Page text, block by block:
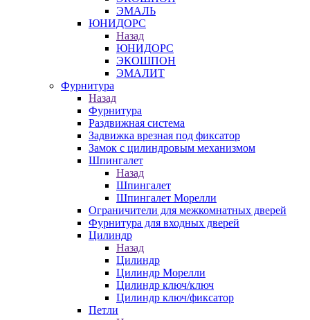
ЭМАЛЬ
ЮНИДОРС
Назад
ЮНИДОРС
ЭКОШПОН
ЭМАЛИТ
Фурнитура
Назад
Фурнитура
Раздвижная система
Задвижка врезная под фиксатор
Замок с цилиндровым механизмом
Шпингалет
Назад
Шпингалет
Шпингалет Морелли
Ограничители для межкомнатных дверей
Фурнитура для входных дверей
Цилиндр
Назад
Цилиндр
Цилиндр Морелли
Цилиндр ключ/ключ
Цилиндр ключ/фиксатор
Петли